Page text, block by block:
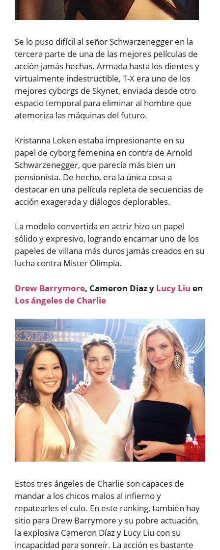
Se lo puso difícil al señor Schwarzenegger en la
tercera parte de una de las mejores películas de
acción jamás hechas. Armada hasta los dientes y
virtualmente indestructible, T-X era uno de los
mejores cyborgs de Skynet, enviada desde otro
espacio temporal para eliminar al hombre que
atemoriza las máquinas del futuro.
Kristanna Loken estaba impresionante en su
papel de cyborg femenina en contra de Arnold
Schwarzenegger, que parecía más bien un
pensionista. De hecho, era la única cosa a
destacar en una película repleta de secuencias de
acción exagerada y diálogos deplorables.
La modelo convertida en actriz hizo un papel
sólido y expresivo, logrando encarnar uno de los
papeles de villana más duros jamás creados en su
lucha contra Mister Olimpia.
Drew Barrymore, Cameron Diaz y Lucy Liu en
Los ángeles de Charlie
Estos tres ángeles de Charlie son capaces de
mandar a los chicos malos al infierno y
repatearles el culo. En este ranking, también hay
sitio para Drew Barrymore y su pobre actuación,
la explosiva Cameron Díaz y Lucy Liu con su
incapacidad para sonreír. La acción es bastante